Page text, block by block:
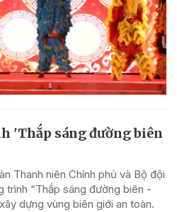
'Thắp sáng đường biên
Thanh niên Chính phủ và Bộ đội
trình “Thắp sáng đường biên -
dựng vùng biên giới an toàn.